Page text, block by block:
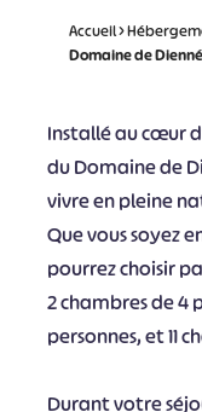
Accueil>
Domaine de Dienné
Installé au cœur
du Domaine de
vivre en pleine
Que vous soyez
pourrez choisir
2 chambres de 4
personnes, et 11
Durant votre